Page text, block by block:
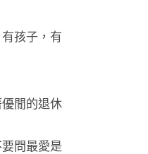
孩子，有
閒的退休
問最愛是